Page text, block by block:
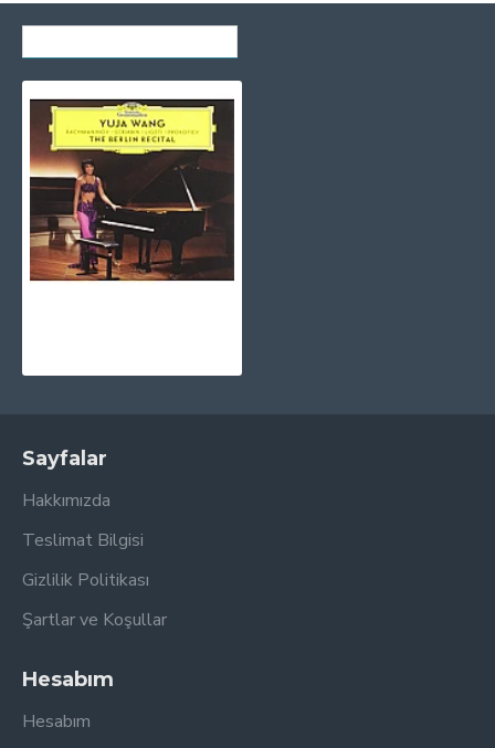
Sayfalar
Hakkımızda
Teslimat Bilgisi
Gizlilik Politikası
Şartlar ve Koşullar
Hesabım
Hesabım